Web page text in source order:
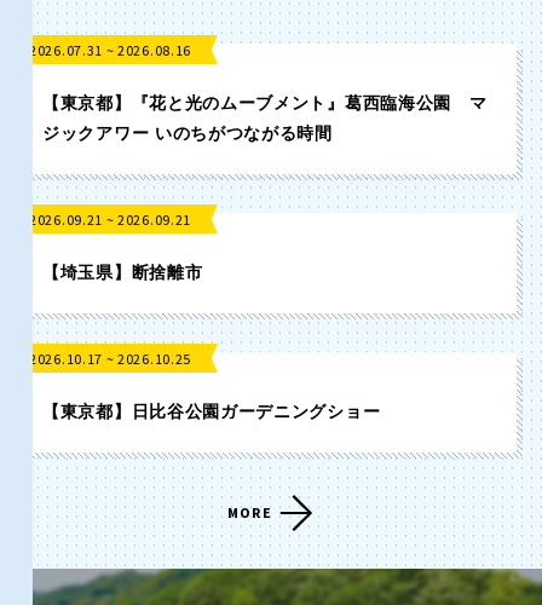
香川
高知
福岡 佐賀
長崎
大分 宮崎
鹿児島 沖縄
2026.07.31 ~ 2026.08.16
【東京都】『花と光のムーブメント』葛西臨海公園 マ
ジックアワー いのちがつながる時間
2026.09.21 ~ 2026.09.21
【埼玉県】断捨離市
2026.10.17 ~ 2026.10.25
【東京都】日比谷公園ガーデニングショー
MORE